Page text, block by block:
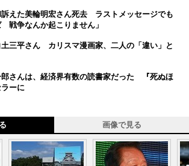
えた美輪明宏さん死去 ラストメッセージでも
戦争なんか起こりません」
三平さん カリスマ漫画家、二人の「違い」と
さんは、経済界有数の読書家だった 『死ぬほ
ーに
画像で見る